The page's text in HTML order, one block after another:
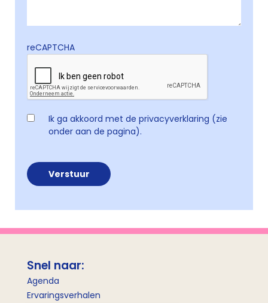
reCAPTCHA
Ik ga akkoord met de privacyverklaring (zie
onder aan de pagina).
Snel naar:
Agenda
Ervaringsverhalen